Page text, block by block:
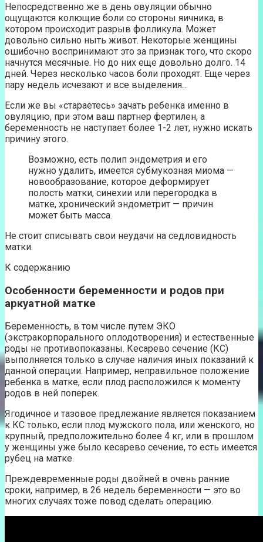
Непосредственно же в день овуляции обычно
ощущаются колющие боли со стороны яичника, в
котором происходит разрыв фолликула. Может
довольно сильно ныть живот. Некоторые женщины
ошибочно воспринимают это за признак того, что скоро
начнутся месячные. Но до них еще довольно долго. 14
дней. Через несколько часов боли проходят. Еще через
пару недель исчезают и все выделения…
Если же вы «стараетесь» зачать ребенка именно в
овуляцию, при этом ваш партнер фертилен, а
беременность не наступает более 1-2 лет, нужно искать
причину этого.
Возможно, есть полип эндометрия и его
нужно удалить, имеется субмукозная миома —
новообразование, которое деформирует
полость матки, синехии или перегородка в
матке, хронический эндометрит — причин
может быть масса.
Не стоит списывать свои неудачи на седловидность
матки.
К содержанию
Особенности беременности и родов при
аркуатной матке
Беременность, в том числе путем ЭКО
(экстракорпорального оплодотворения) и естественные
роды не противопоказаны. Кесарево сечение (КС)
выполняется только в случае наличия иных показаний к
данной операции. Например, неправильное положение
ребенка в матке, если плод расположился к моменту
родов в ней поперек.
Ягодичное и тазовое предлежание является показанием
к КС только, если плод мужского пола, или женского, но
крупный, предположительно более 4 кг, или в прошлом
у женщины уже было кесарево сечение, то есть имеется
рубец на матке.
Преждевременные роды двойней в очень ранние
сроки, например, в 26 недель беременности — это во
многих случаях тоже повод сделать операцию.